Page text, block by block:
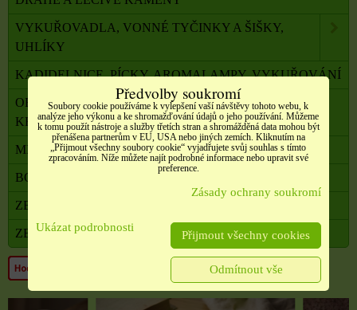
VYKUŘOVADLA, VONNÉ TYČINKY A ŠIŠKY,
UHLÍKY
KADIDELNICE, PÍCKY, AROMALAMPY, VYKUŘOVÁNÍ
OBALOVÝ MATERIÁL, SATÉNOVÉ MAŠLE, SÁČKY,
KRABIČKY,
MILADA TERAPEUTKA DUŠE A TĚLA
BONUSOVÝ PROGRAM
ZBOŽÍ V AKCI
ZBOŽÍ VE VÝPRODEJI
Předvolby soukromí
Soubory cookie používáme k vylepšení vaší návštěvy tohoto webu, k
analýze jeho výkonu a ke shromažďování údajů o jeho používání. Můžeme
k tomu použít nástroje a služby třetích stran a shromážděná data mohou být
přenášena partnerům v EU, USA nebo jiných zemích. Kliknutím na
„Přijmout všechny soubory cookie“ vyjadřujete svůj souhlas s tímto
zpracováním. Níže můžete najít podrobné informace nebo upravit své
preference.
Zásady ochrany soukromí
Ukázat podrobnosti
Přijmout všechny cookies
Odmítnout vše